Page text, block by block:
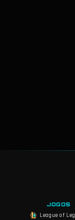
JOGOS
League of